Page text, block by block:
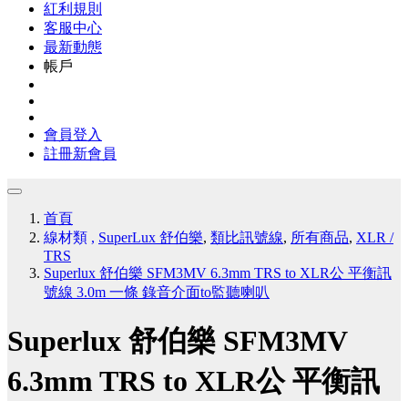
紅利規則
客服中心
最新動態
帳戶
會員登入
註冊新會員
首頁
線材類 , SuperLux 舒伯樂, 類比訊號線, 所有商品, XLR /
TRS
Superlux 舒伯樂 SFM3MV 6.3mm TRS to XLR公 平衡訊
號線 3.0m 一條 錄音介面to監聽喇叭
Superlux 舒伯樂 SFM3MV
6.3mm TRS to XLR公 平衡訊